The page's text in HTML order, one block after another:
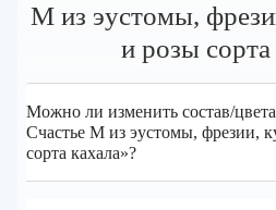
M из эустомы,
и розы сорта
Можно ли изменить состав/цвета
Счастье M из эустомы, фрезии,
сорта кахала»?